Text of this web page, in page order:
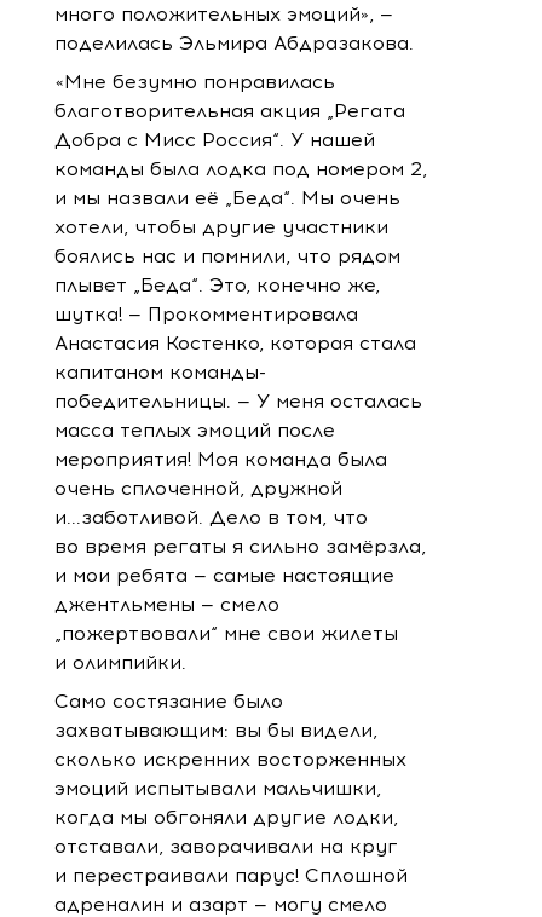
много положительных эмоций», —
поделилась Эльмира Абдразакова.
«Мне безумно понравилась
благотворительная акция „Регата
Добра с Мисс Россия“. У нашей
команды была лодка под номером 2,
и мы назвали её „Беда“. Мы очень
хотели, чтобы другие участники
боялись нас и помнили, что рядом
плывет „Беда“. Это, конечно же,
шутка! — Прокомментировала
Анастасия Костенко, которая стала
капитаном команды-
победительницы. — У меня осталась
масса теплых эмоций после
мероприятия! Моя команда была
очень сплоченной, дружной
и...заботливой. Дело в том, что
во время регаты я сильно замёрзла,
и мои ребята — самые настоящие
джентльмены — смело
„пожертвовали“ мне свои жилеты
и олимпийки.
Само состязание было
захватывающим: вы бы видели,
сколько искренних восторженных
эмоций испытывали мальчишки,
когда мы обгоняли другие лодки,
отставали, заворачивали на круг
и перестраивали парус! Сплошной
адреналин и азарт — могу смело